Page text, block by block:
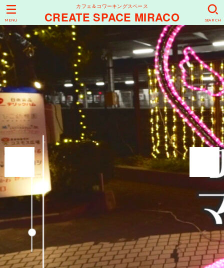
カフェ＆コワーキングスペース
CREATE SPACE MIRACO SEARCH
MENU